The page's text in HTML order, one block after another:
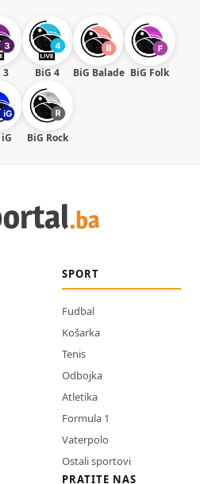
3 BiG 4 BiG Balade BiG Folk
BiG Rock
SPORT
Fudbal
Košarka
Tenis
Odbojka
Atletika
Formula 1
Vaterpolo
Ostali sportovi
PRATITE NAS